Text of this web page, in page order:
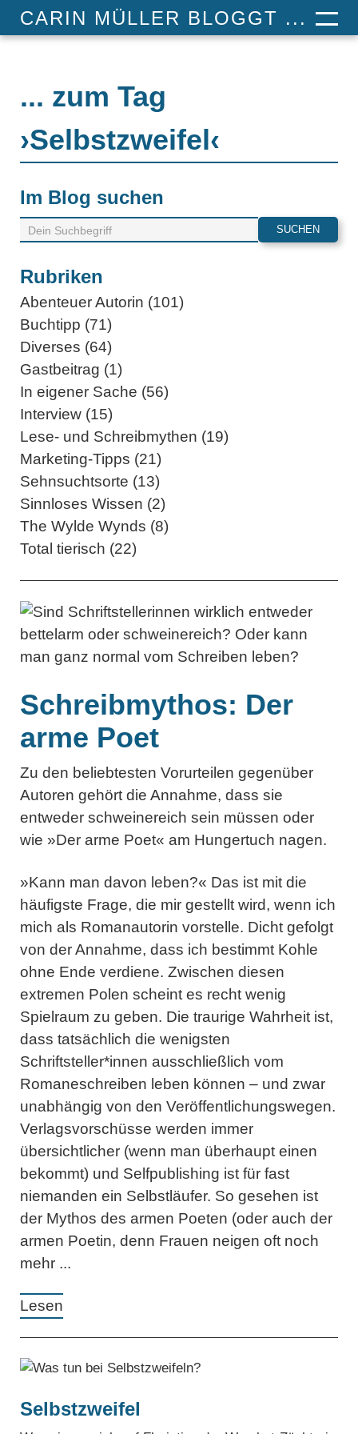
CARIN MÜLLER BLOGGT ...
... zum Tag
›Selbstzweifel‹
Schreibmythos: Der
arme Poet
Zu den beliebtesten Vorurteilen gegenüber
Autoren gehört die Annahme, dass sie
entweder schweinereich sein müssen oder
wie »Der arme Poet« am Hungertuch nagen.
»Kann man davon leben?« Das ist mit die
häufigste Frage, die mir gestellt wird, wenn ich
mich als Romanautorin vorstelle. Dicht gefolgt
von der Annahme, dass ich bestimmt Kohle
ohne Ende verdiene. Zwischen diesen
extremen Polen scheint es recht wenig
Spielraum zu geben. Die traurige Wahrheit ist,
dass tatsächlich die wenigsten
Schriftsteller*innen ausschließlich vom
Romaneschreiben leben können – und zwar
unabhängig von den Veröffentlichungswegen.
Verlagsvorschüsse werden immer
übersichtlicher (wenn man überhaupt einen
bekommt) und Selfpublishing ist für fast
niemanden ein Selbstläufer. So gesehen ist
der Mythos des armen Poeten (oder auch der
armen Poetin, denn Frauen neigen oft noch
mehr ...
Lesen
Im Blog suchen
Rubriken
Abenteuer Autorin (101)
Buchtipp (71)
Diverses (64)
Gastbeitrag (1)
In eigener Sache (56)
Interview (15)
Lese- und Schreibmythen (19)
Marketing-Tipps (21)
Sehnsuchtsorte (13)
Sinnloses Wissen (2)
The Wylde Wynds (8)
Total tierisch (22)
Selbstzweifel